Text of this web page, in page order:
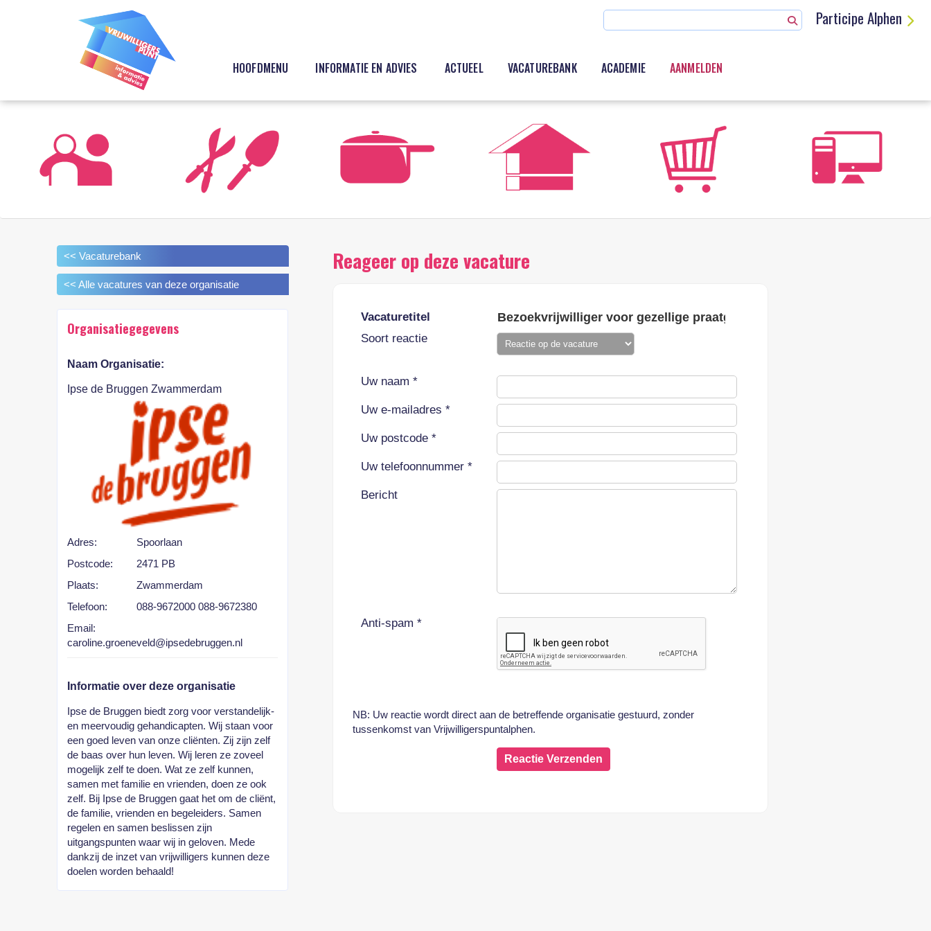
Participe Alphen
HOOFDMENU INFORMATIE EN ADVIES ACTUEEL VACATUREBANK ACADEMIE AANMELDEN
<< Vacaturebank
<< Alle vacatures van deze organisatie
Organisatiegegevens
Naam Organisatie:
Ipse de Bruggen Zwammerdam
Adres:
Spoorlaan
Postcode:
2471 PB
Plaats:
Zwammerdam
Telefoon:
088-9672000 088-9672380
Email:
caroline.groeneveld@ipsedebruggen.nl
Informatie over deze organisatie
Ipse de Bruggen biedt zorg voor verstandelijk-
en meervoudig gehandicapten. Wij staan voor
een goed leven van onze cliënten. Zij zijn zelf
de baas over hun leven. Wij leren ze zoveel
mogelijk zelf te doen. Wat ze zelf kunnen,
samen met familie en vrienden, doen ze ook
zelf. Bij Ipse de Bruggen gaat het om de cliënt,
de familie, vrienden en begeleiders. Samen
regelen en samen beslissen zijn
uitgangspunten waar wij in geloven. Mede
dankzij de inzet van vrijwilligers kunnen deze
doelen worden behaald!
Reageer op deze vacature
Vacaturetitel
Soort reactie
Uw naam *
Uw e-mailadres *
Uw postcode *
Uw telefoonnummer *
Bericht
Anti-spam *
NB: Uw reactie wordt direct aan de betreffende organisatie gestuurd, zonder
tussenkomst van Vrijwilligerspuntalphen.